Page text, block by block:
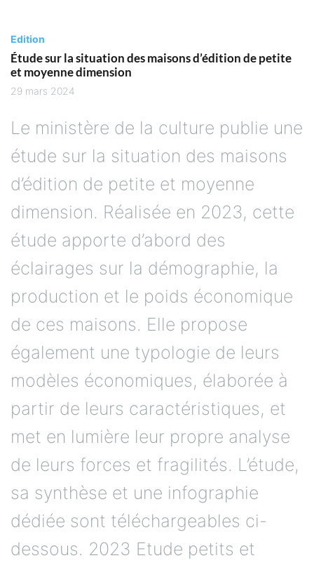
Edition
Étude sur la situation des maisons d’édition de petite
et moyenne dimension
29 mars 2024
Le ministère de la culture publie une
étude sur la situation des maisons
d’édition de petite et moyenne
dimension. Réalisée en 2023, cette
étude apporte d’abord des
éclairages sur la démographie, la
production et le poids économique
de ces maisons. Elle propose
également une typologie de leurs
modèles économiques, élaborée à
partir de leurs caractéristiques, et
met en lumière leur propre analyse
de leurs forces et fragilités. L’étude,
sa synthèse et une infographie
dédiée sont téléchargeables ci-
dessous. 2023 Etude petits et